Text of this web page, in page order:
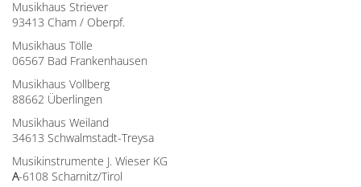
Musikhaus Striever
93413 Cham / Oberpf.
Musikhaus Tölle
06567 Bad Frankenhausen
Musikhaus Vollberg
88662 Überlingen
Musikhaus Weiland
34613 Schwalmstadt-Treysa
Musikinstrumente J. Wieser KG
A-6108 Scharnitz/Tirol